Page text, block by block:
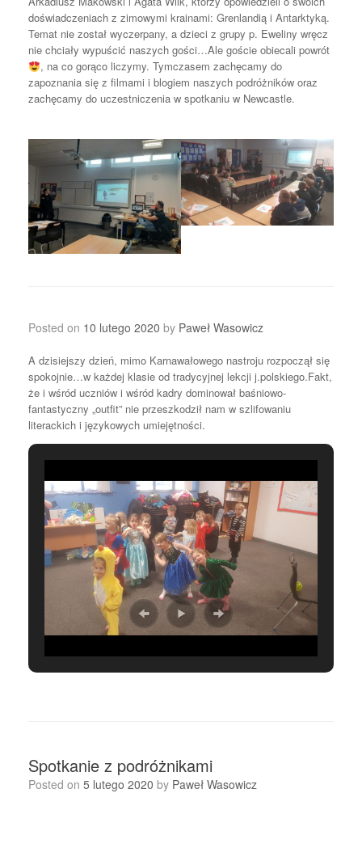
doświadczeniach z zimowymi krainami: Grenlandią i Antarktyką.
Temat nie został wyczerpany, a dzieci z grupy p. Eweliny wręcz
nie chciały wypuścić naszych gości…Ale goście obiecali powrót
, na co gorąco liczymy. Tymczasem zachęcamy do
zapoznania się z filmami i blogiem naszych podróżników oraz
zachęcamy do uczestniczenia w spotkaniu w Newcastle.
Posted on 10 lutego 2020 by Paweł Wasowicz
A dzisiejszy dzień, mimo Karnawałowego nastroju rozpoczął się
spokojnie…w każdej klasie od tradycyjnej lekcji j.polskiego.Fakt,
że i wśród uczniów i wśród kadry dominował baśniowo-
fantastyczny „outfit” nie przeszkodził nam w szlifowaniu
literackich i językowych umiejętności.
Spotkanie z podróżnikami
Posted on 5 lutego 2020 by Paweł Wasowicz